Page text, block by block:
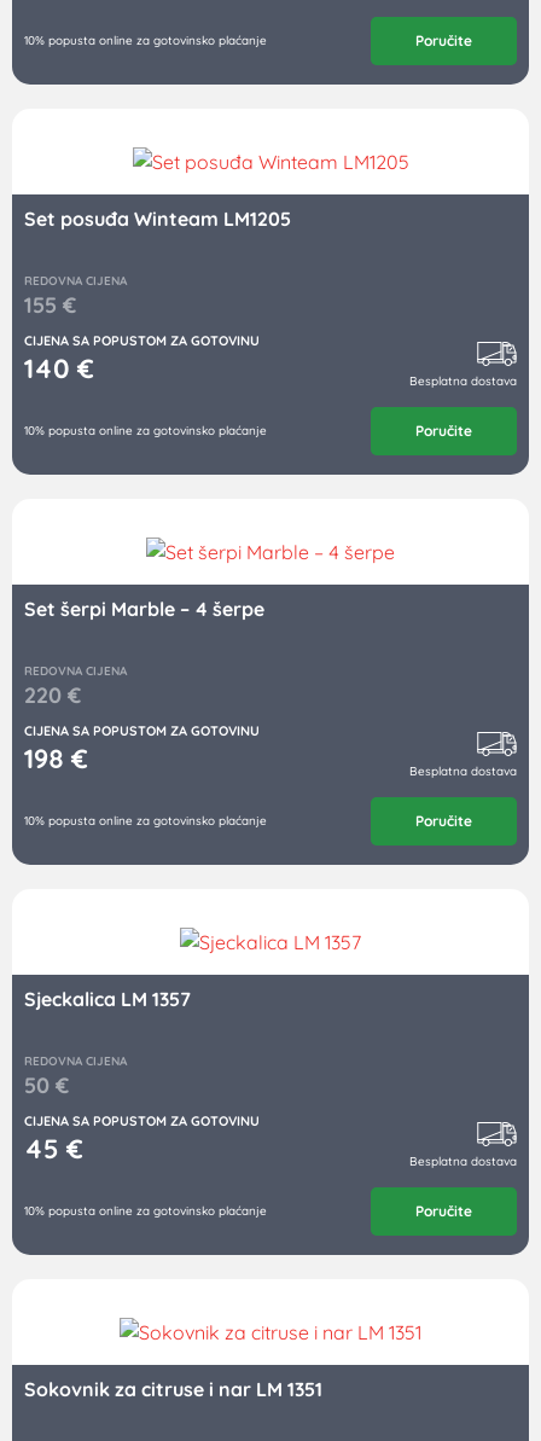
10% popusta online za gotovinsko plaćanje Poručite
Set posuđa Winteam LM1205
REDOVNA CIJENA
155 €
CIJENA SA POPUSTOM ZA GOTOVINU
140 € Besplatna dostava
10% popusta online za gotovinsko plaćanje Poručite
Set šerpi Marble – 4 šerpe
REDOVNA CIJENA
220 €
CIJENA SA POPUSTOM ZA GOTOVINU
198 € Besplatna dostava
10% popusta online za gotovinsko plaćanje Poručite
Sjeckalica LM 1357
REDOVNA CIJENA
50 €
CIJENA SA POPUSTOM ZA GOTOVINU
45 € Besplatna dostava
10% popusta online za gotovinsko plaćanje Poručite
Sokovnik za citruse i nar LM 1351